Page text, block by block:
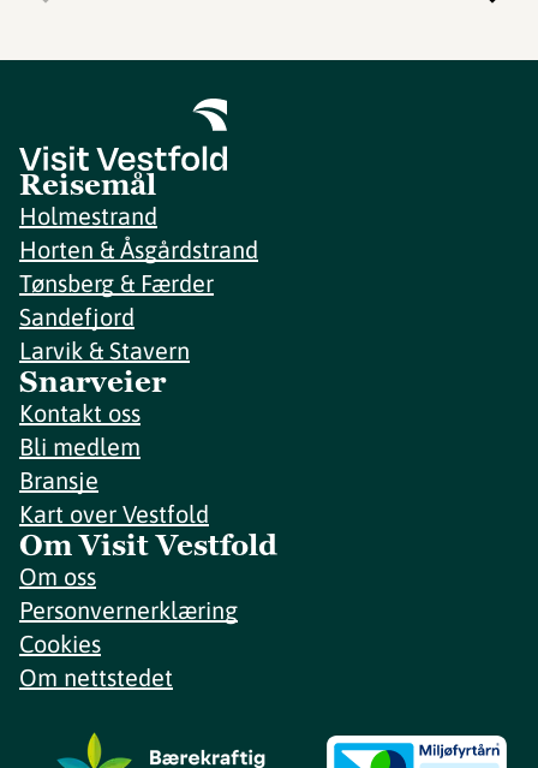
Reisemål
Holmestrand
Horten & Åsgårdstrand
Tønsberg & Færder
Sandefjord
Larvik & Stavern
Snarveier
Kontakt oss
Bli medlem
Bransje
Kart over Vestfold
Om Visit Vestfold
Om oss
Personvernerklæring
Cookies
Om nettstedet